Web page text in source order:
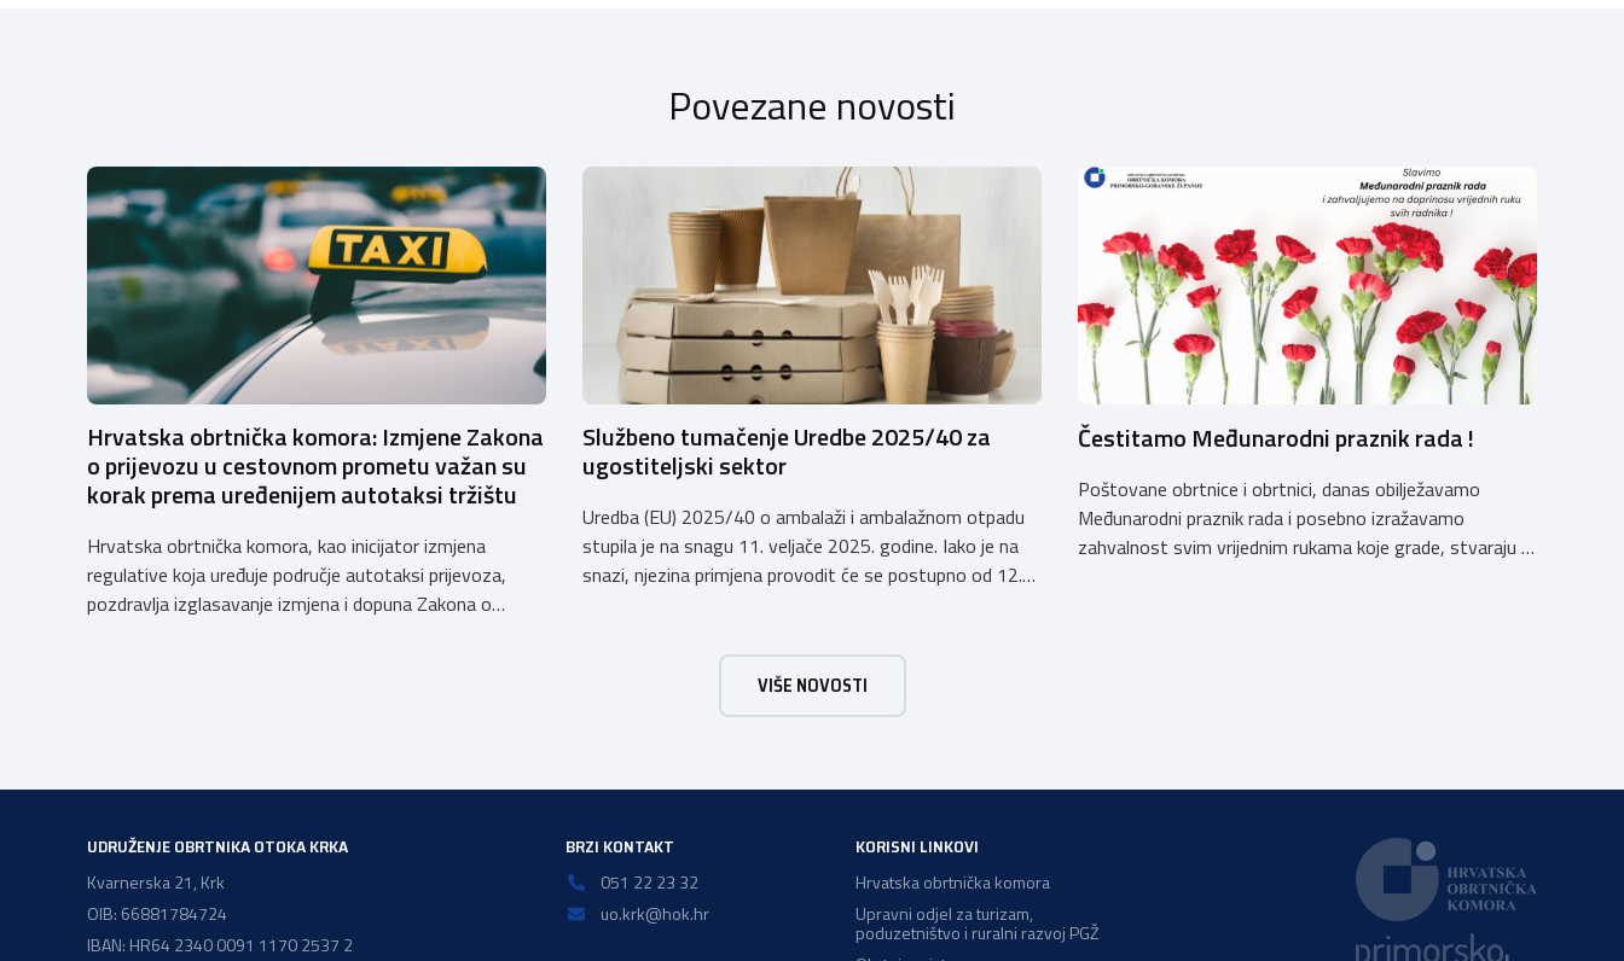
Povezane novosti
Hrvatska obrtnička komora: Izmjene Zakona
o prijevozu u cestovnom prometu važan su
korak prema uređenijem autotaksi tržištu
Hrvatska obrtnička komora, kao inicijator izmjena
regulative koja uređuje područje autotaksi prijevoza,
pozdravlja izglasavanje izmjena i dopuna Zakona o
Službeno tumačenje Uredbe 2025/40 za
ugostiteljski sektor
Uredba (EU) 2025/40 o ambalaži i ambalažnom otpadu
stupila je na snagu 11. veljače 2025. godine. Iako je na
snazi, njezina primjena provodit će se postupno od 12.
tranzicije službeno tumačenje Uredbe te njen utjecaj na
ugostiteljski sektor. Tumačenje prenosimo u cijelosti: […]
Čestitamo Međunarodni praznik rada !
Poštovane obrtnice i obrtnici, danas obilježavamo
Međunarodni praznik rada i posebno izražavamo
zahvalnost svim vrijednim rukama koje grade, stvaraju i
VIŠE NOVOSTI
UDRUŽENJE OBRTNIKA OTOKA KRKA
Kvarnerska 21, Krk
OIB: 66881784724
IBAN: HR64 2340 0091 1170 2537 2
BRZI KONTAKT
051 22 23 32
uo.krk@hok.hr
KORISNI LINKOVI
Hrvatska obrtnička komora
Upravni odjel za turizam,
poduzetništvo i ruralni razvoj PGŽ